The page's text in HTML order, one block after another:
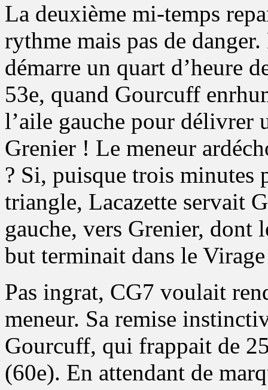
La deuxième mi-temps
rythme mais pas de
démarre un quart d’heure
53e, quand Gourcuff
l’aile gauche pour délivrer
Grenier ! Le meneur
? Si, puisque trois minutes
triangle, Lacazette servait
gauche, vers Grenier, dont
but terminait dans le
Pas ingrat, CG7 voulait
meneur. Sa remise
Gourcuff, qui frappait de
(60e). En attendant de